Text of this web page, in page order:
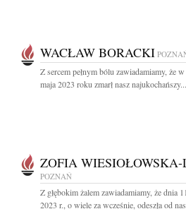
WACŁAW BORACKI
Z sercem pełnym bólu zawiadamiamy, że
maja 2023 roku zmarł nasz najukochańszy...
ZOFIA WIESIOŁOWSKA-
POZNAŃ
Z głębokim żalem zawiadamiamy, że dnia
2023 r., o wiele za wcześnie, odeszła od